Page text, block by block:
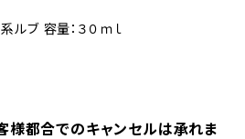
ルブ 容量：３０ｍｌ
様都合でのキャンセルは承れま